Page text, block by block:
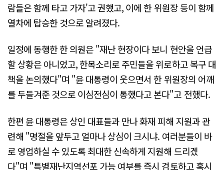
람들은 함께 타고 가자'고 권했고, 이에 한 위원장 등이 함께
열차에 탑승한 것으로 알려졌다.
일정에 동행한 한 의원은 "재난 현장이다 보니 현안을 언급
할 상황은 아니었고, 한목소리로 주민들을 위로하고 복구 대
책을 논의했다"며 "윤 대통령이 웃으면서 한 위원장의 어깨
를 두들겨준 것으로 이심전심이 통했다고 본다"고 전했다.
한편 윤 대통령은 상인 대표들과 만나 화재 피해 지원과 관
련해 "명절을 앞두고 얼마나 상심이 크시냐. 여러분들이 바
로 영업하실 수 있도록 최대한 신속하게 지원해 드리겠
다"며 "특별재난지역선포 가능 여부를 즉시 검토하고 혹시